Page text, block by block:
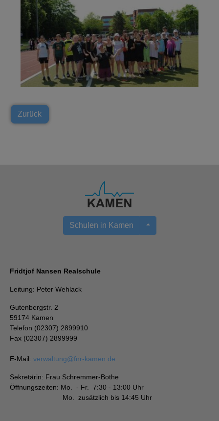
Zurück
Schulen in Kamen
Fridtjof Nansen Realschule
Leitung: Peter Wehlack
Gutenbergstr. 2
59174 Kamen
Telefon (02307) 2899910
Fax (02307) 2899999
E-Mail: verwaltung@fnr-kamen.de
Sekretärin: Frau Schremmer-Bothe
Öffnungszeiten: Mo. - Fr. 7:30 - 13:00 Uhr
Mo. zusätzlich bis 14:45 Uhr